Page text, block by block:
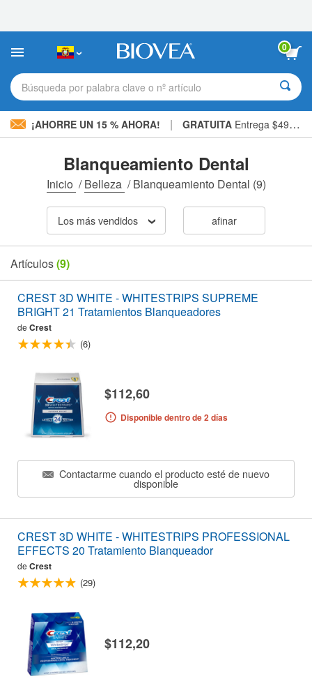
sitio
incluye
sistema
de
0
Búsqueda por palabra clave o nº artículo
¡AHORRE UN 15 % AHORA! | GRATUITA Entrega $49,00 »
Blanqueamiento Dental
Inicio /Belleza /Blanqueamiento Dental (9)
Los más vendidos afinar
Artículos(9)
CREST 3D WHITE - WHITESTRIPS SUPREME
BRIGHT 21 Tratamientos Blanqueadores
de Crest
(6)
$112,60
Disponible dentro de 2 días
Contactarme cuando el producto esté de nuevo
disponible
CREST 3D WHITE - WHITESTRIPS PROFESSIONAL
EFFECTS 20 Tratamiento Blanqueador
de Crest
(29)
$112,20